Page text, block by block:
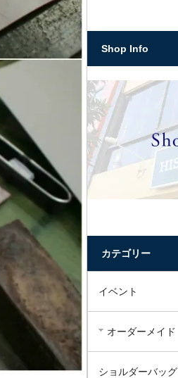
Shop Info
カテゴリー
イベント
オーダーメイド
ショルダーバッグ